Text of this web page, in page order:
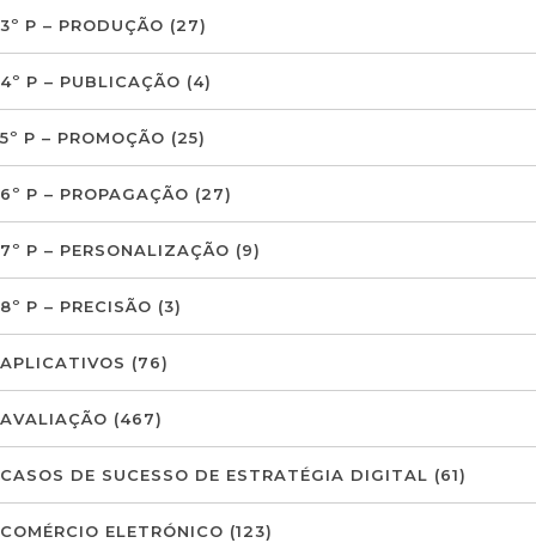
3º P – PRODUÇÃO (27)
4º P – PUBLICAÇÃO (4)
5º P – PROMOÇÃO (25)
6º P – PROPAGAÇÃO (27)
7º P – PERSONALIZAÇÃO (9)
8º P – PRECISÃO (3)
APLICATIVOS (76)
AVALIAÇÃO (467)
CASOS DE SUCESSO DE ESTRATÉGIA DIGITAL (61)
COMÉRCIO ELETRÓNICO (123)